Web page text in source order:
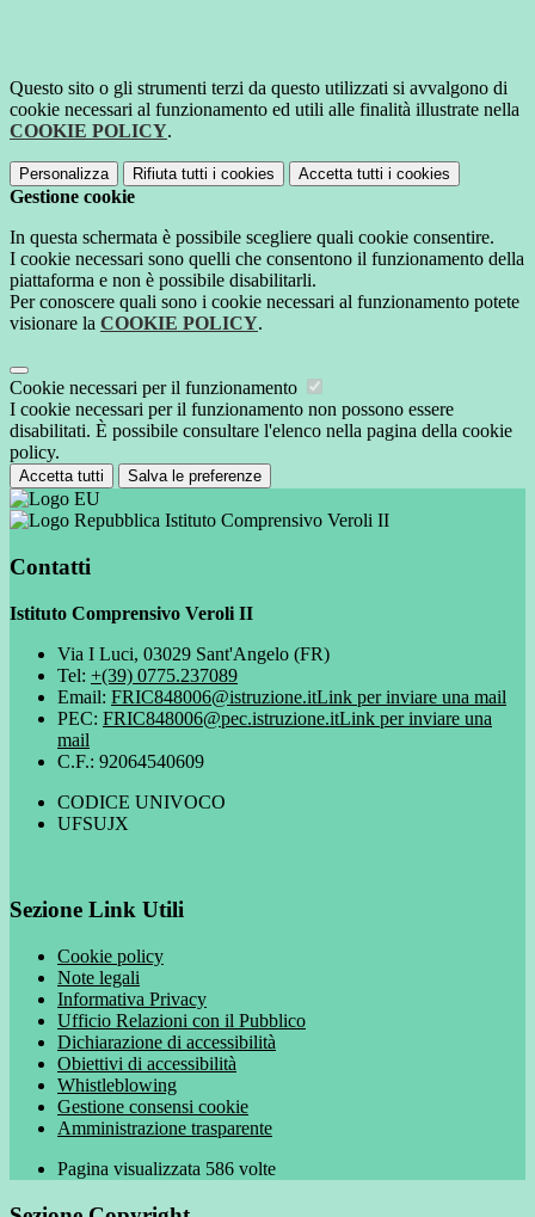
Questo sito o gli strumenti terzi da questo utilizzati si avvalgono di
cookie necessari al funzionamento ed utili alle finalità illustrate nella
COOKIE POLICY.
Personalizza Rifiuta tutti i cookies Accetta tutti i cookies
Gestione cookie
In questa schermata è possibile scegliere quali cookie consentire.
I cookie necessari sono quelli che consentono il funzionamento della
piattaforma e non è possibile disabilitarli.
Per conoscere quali sono i cookie necessari al funzionamento potete
visionare la COOKIE POLICY.
Cookie necessari per il funzionamento
I cookie necessari per il funzionamento non possono essere
disabilitati. È possibile consultare l'elenco nella pagina della cookie
policy.
Accetta tutti Salva le preferenze
Istituto Comprensivo Veroli II
Contatti
Istituto Comprensivo Veroli II
Via I Luci, 03029 Sant'Angelo (FR)
Tel: +(39) 0775.237089
Email: FRIC848006@istruzione.itLink per inviare una mail
PEC: FRIC848006@pec.istruzione.itLink per inviare una
mail
C.F.: 92064540609
CODICE UNIVOCO
UFSUJX
Sezione Link Utili
Cookie policy
Note legali
Informativa Privacy
Ufficio Relazioni con il Pubblico
Dichiarazione di accessibilità
Obiettivi di accessibilità
Whistleblowing
Gestione consensi cookie
Amministrazione trasparente
Pagina visualizzata 586 volte